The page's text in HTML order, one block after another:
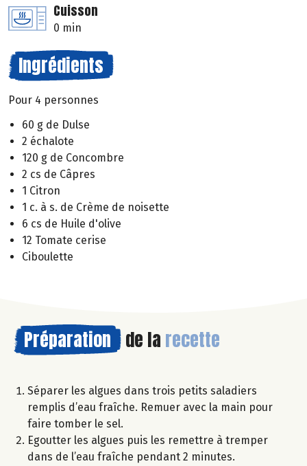
Cuisson
0 min
Ingrédients
Pour 4 personnes
60 g de Dulse
2 échalote
120 g de Concombre
2 cs de Câpres
1 Citron
1 c. à s. de Crème de noisette
6 cs de Huile d'olive
12 Tomate cerise
Ciboulette
Préparation de la recette
Séparer les algues dans trois petits saladiers
remplis d’eau fraîche. Remuer avec la main pour
faire tomber le sel.
Egoutter les algues puis les remettre à tremper
dans de l’eau fraîche pendant 2 minutes.